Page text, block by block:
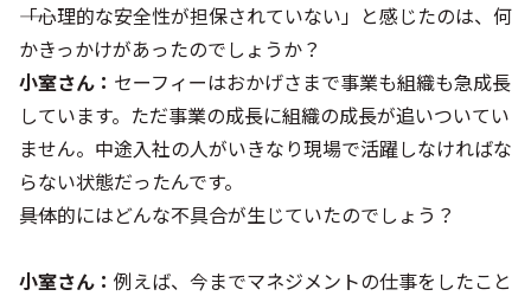
――「心理的な安全性が担保されていない」と感じたのは、何
かきっかけがあったのでしょうか？
小室さん： セーフィーはおかげさまで事業も組織も急成長
しています。ただ事業の成長に組織の成長が追いついてい
ません。中途入社の人がいきなり現場で活躍しなければな
らない状態だったんです。
――具体的にはどんな不具合が生じていたのでしょう？
小室さん： 例えば、今までマネジメントの仕事をしたこと